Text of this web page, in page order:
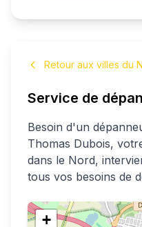
Retour aux villes du
Service de
Besoin d'un
Thomas Dubois,
dans le Nord,
tous vos besoins de
+